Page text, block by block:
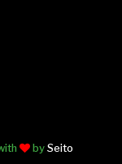
bySeito